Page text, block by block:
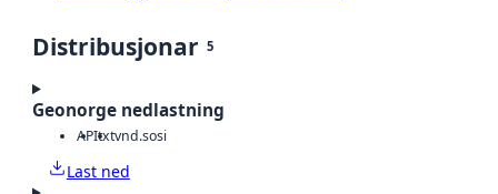
Distribusjonar 5
Geonorge nedlastning
APItxtvnd.sosi
Last ned